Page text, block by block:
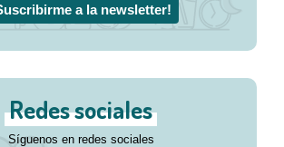
a la newsletter!
Redes sociales
Síguenos en redes sociales